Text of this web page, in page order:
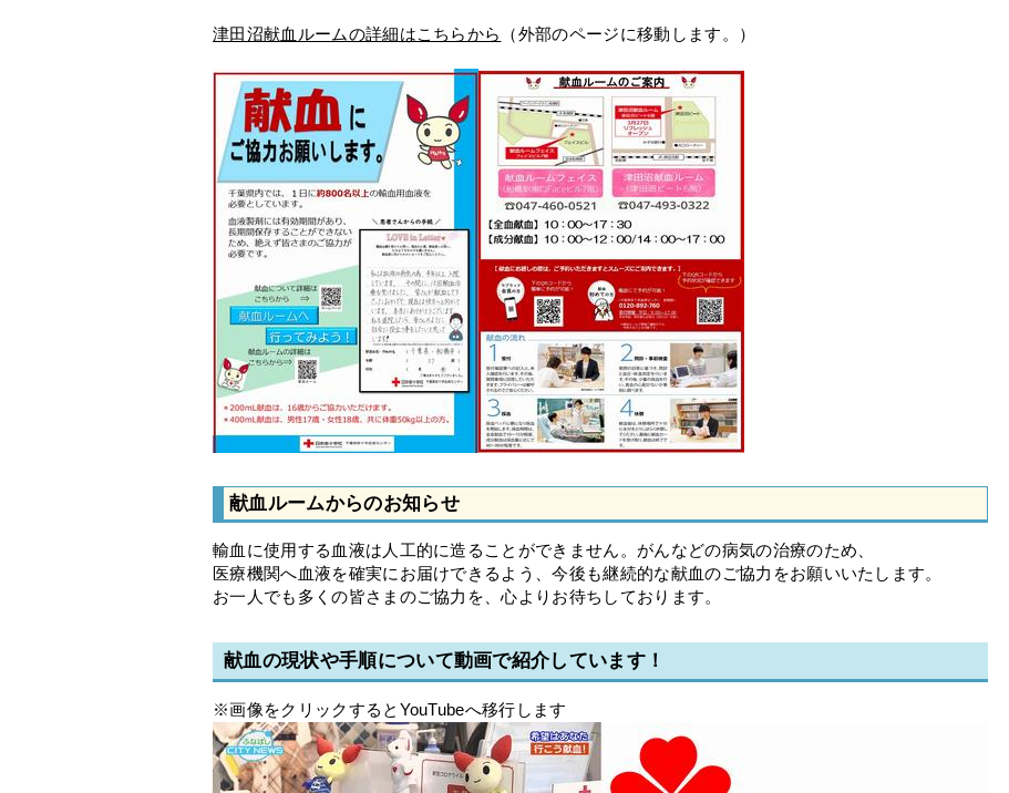
津田沼献血ルームの詳細はこちらから （外部のページに移動します。）
献血ルームからのお知らせ
輸血に使用する血液は人工的に造ることができません。がんなどの病気の治療のため、
医療機関へ血液を確実にお届けできるよう、今後も継続的な献血のご協力をお願いいたします。
お一人でも多くの皆さまのご協力を、心よりお待ちしております。
献血の現状や手順について動画で紹介しています！
※画像をクリックするとYouTubeへ移行します